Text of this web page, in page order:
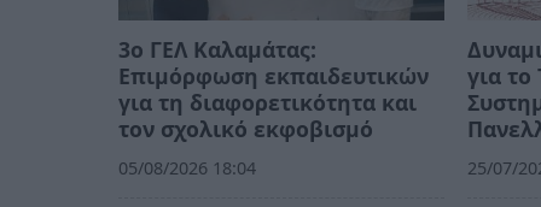
3ο ΓΕΛ Καλαμάτας:
Επιμόρφωση εκπαιδευτικών
για τη διαφορετικότητα και
τον σχολικό εκφοβισμό
05/08/2026 18:04
για
25/07/